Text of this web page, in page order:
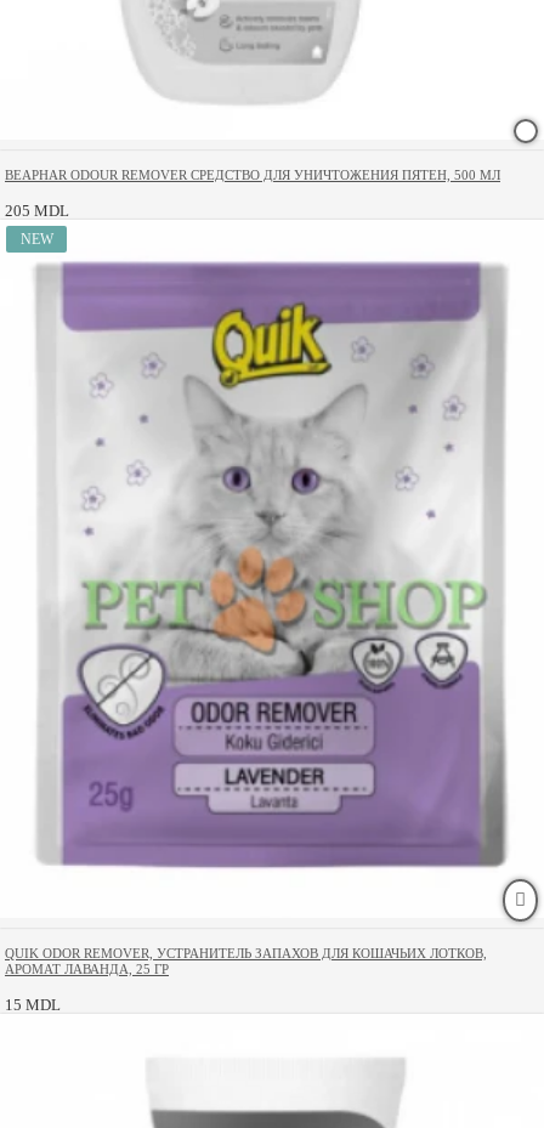
BEAPHAR ODOUR REMOVER СРЕДСТВО ДЛЯ УНИЧТОЖЕНИЯ ПЯТЕН, 500 МЛ
205 MDL
QUIK ODOR REMOVER, УСТРАНИТЕЛЬ ЗАПАХОВ ДЛЯ КОШАЧЬИХ ЛОТКОВ,
АРОМАТ ЛАВАНДА, 25 ГР
15 MDL